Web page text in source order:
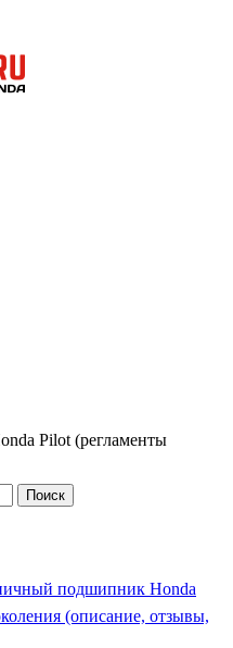
Pilot (регламенты
подшипник Honda
(описание, отзывы,